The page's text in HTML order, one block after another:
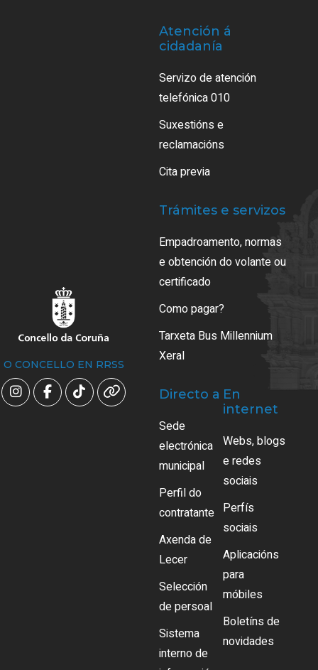
O CONCELLO EN RRSS
Atención á
cidadanía
Servizo de atención
telefónica 010
Suxestións e
reclamacións
Cita previa
Trámites e servizos
Empadroamento, normas
e obtención do volante ou
certificado
Como pagar?
Tarxeta Bus Millennium
Xeral
Directo a
Sede
electrónica
municipal
Perfil do
contratante
Axenda de
Lecer
Selección
de persoal
Sistema
interno de
En
internet
Webs, blogs
e redes
sociais
Perfís
sociais
Aplicacións
para
móbiles
Boletíns de
novidades